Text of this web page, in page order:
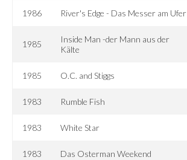
1986 River's Edge - Das Messer am Ufer
1985
Inside Man -der Mann aus der
Kälte
1985 O.C. and Stiggs
1983 Rumble Fish
1983 White Star
1983 Das Osterman Weekend